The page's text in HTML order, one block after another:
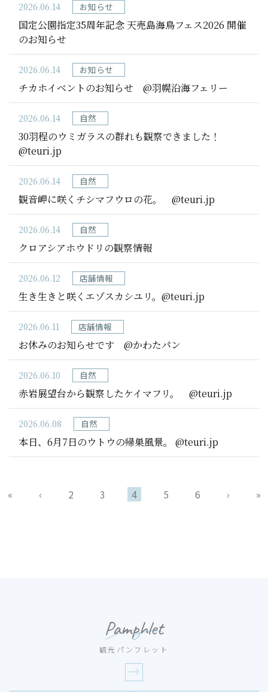
2026.06.14 お知らせ
国定公園指定35周年記念 天売島海鳥フェス2026 開催
のお知らせ
2026.06.14 お知らせ
チカホイベントのお知らせ @羽幌沿海フェリー
2026.06.14 自然
30羽程のウミガラスの群れも観察できました！
@teuri.jp
2026.06.14 自然
観音岬に咲くチシマフウロの花。 @teuri.jp
2026.06.14 自然
クロアシアホウドリの観察情報
2026.06.12 店舗情報
生き生きと咲くエゾスカシユリ。@teuri.jp
2026.06.11 店舗情報
お休みのお知らせです @かわたパン
2026.06.10 自然
赤岩展望台から観察したケイマフリ。 @teuri.jp
2026.06.08 自然
本日、6月7日のウトウの帰巣風景。 @teuri.jp
« ‹ 2 3 4 5 6 › »
Pamphlet
観光パンフレット